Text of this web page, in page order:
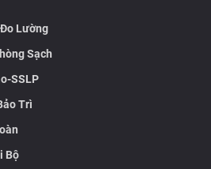
Lường
Sạch
SSLP
Trì
Bộ